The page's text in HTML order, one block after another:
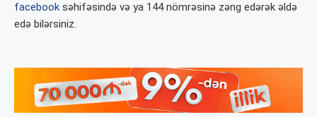
facebook səhifəsində və ya 144 nömrəsinə zəng edərək əldə
edə bilərsiniz.